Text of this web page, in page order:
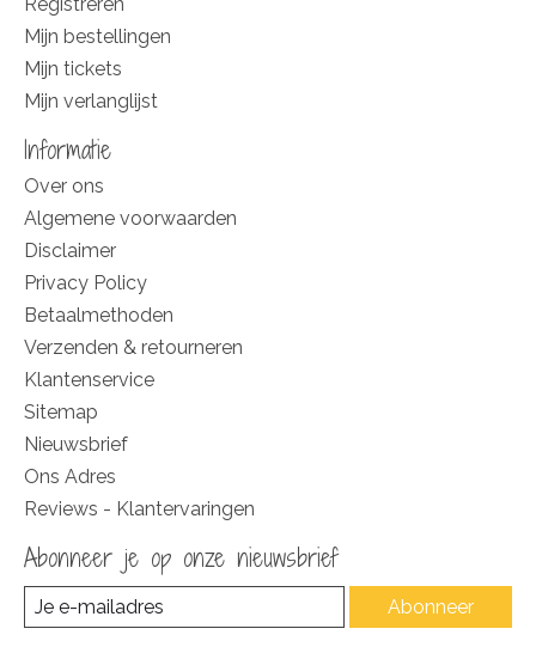
Mijn bestellingen
Mijn tickets
Mijn verlanglijst
Informatie
Over ons
Algemene voorwaarden
Disclaimer
Privacy Policy
Betaalmethoden
Verzenden & retourneren
Klantenservice
Sitemap
Nieuwsbrief
Ons Adres
Reviews - Klantervaringen
Abonneer je op onze nieuwsbrief
Abonneer